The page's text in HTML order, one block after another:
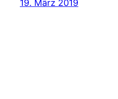
19. März 2019